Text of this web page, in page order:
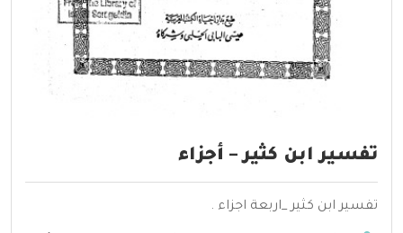
تفسير ابن كثير – أجزاء
تفسير ابن كثير _اربعة اجزاء .